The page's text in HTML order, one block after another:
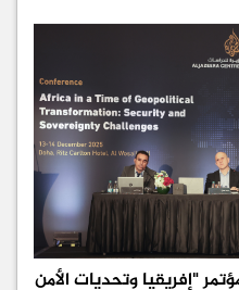
"إفريقيا وتحديات الأمن